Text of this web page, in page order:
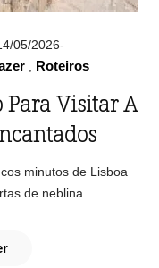
05/2026-
Roteiros
Para Visitar A
minutos de Lisboa
de neblina.